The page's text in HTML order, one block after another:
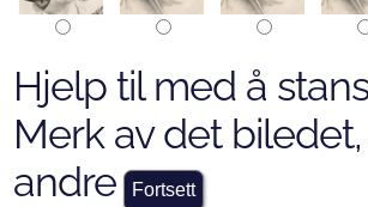
Hjelp til med å
Merk av det
andre